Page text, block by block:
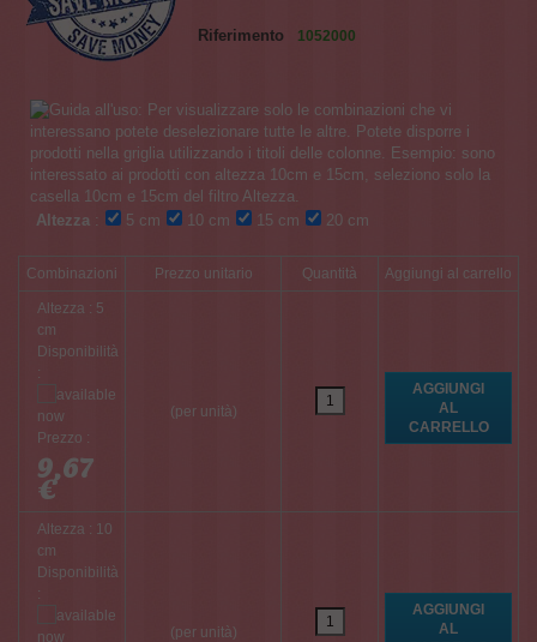
Riferimento 1052000
Altezza : 5 cm 10 cm 15 cm 20 cm
Combinazioni Prezzo unitario Quantità Aggiungi al carrello
Altezza : 5
cm
Disponibilità
:
Prezzo :
9,67
€
(per unità)
Altezza : 10
cm
Disponibilità
:
(per unità)